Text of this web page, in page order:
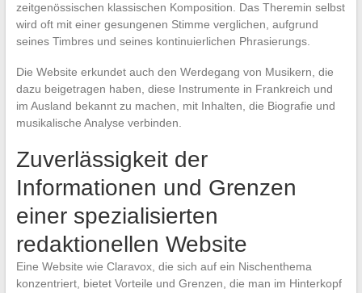
zeitgenössischen klassischen Komposition. Das Theremin selbst
wird oft mit einer gesungenen Stimme verglichen, aufgrund
seines Timbres und seines kontinuierlichen Phrasierungs.
Die Website erkundet auch den Werdegang von Musikern, die
dazu beigetragen haben, diese Instrumente in Frankreich und
im Ausland bekannt zu machen, mit Inhalten, die Biografie und
musikalische Analyse verbinden.
Zuverlässigkeit der
Informationen und Grenzen
einer spezialisierten
redaktionellen Website
Eine Website wie Claravox, die sich auf ein Nischenthema
konzentriert, bietet Vorteile und Grenzen, die man im Hinterkopf